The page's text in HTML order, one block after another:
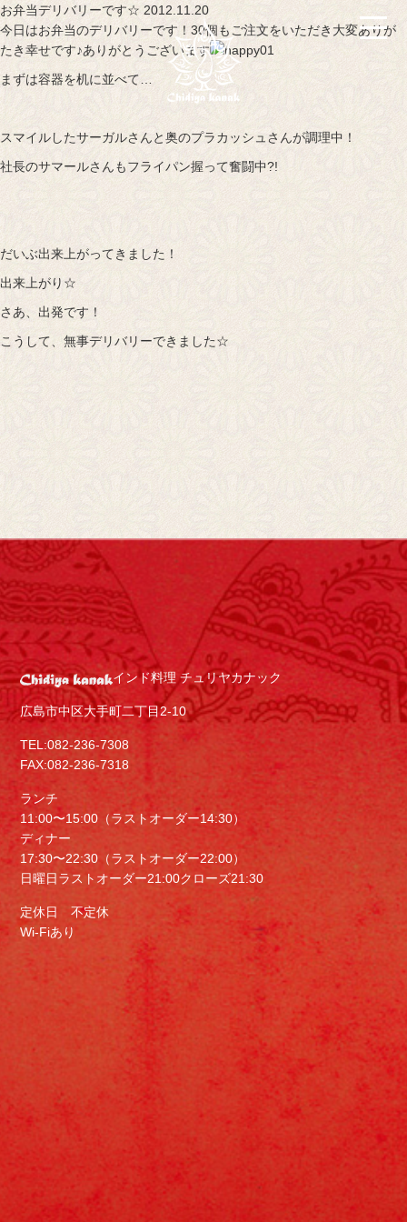
お弁当デリバリーです☆ 2012.11.20
今日はお弁当のデリバリーです！30個もご注文をいただき大変ありが
たき幸せです♪ありがとうございます
まずは容器を机に並べて…
スマイルしたサーガルさんと奥のプラカッシュさんが調理中！
社長のサマールさんもフライパン握って奮闘中?!
だいぶ出来上がってきました！
出来上がり☆
さあ、出発です！
こうして、無事デリバリーできました☆
インド料理 チュリヤカナック
広島市中区大手町二丁目2-10
TEL:082-236-7308
FAX:082-236-7318
ランチ
11:00〜15:00（ラストオーダー14:30）
ディナー
17:30〜22:30（ラストオーダー22:00）
日曜日ラストオーダー21:00クローズ21:30
定休日 不定休
Wi-Fiあり